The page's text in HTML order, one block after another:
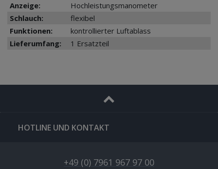
Anzeige:
Hochleistungsmanometer
Schlauch:
flexibel
Funktionen:
kontrollierter Luftablass
Lieferumfang:
1 Ersatzteil
HOTLINE UND KONTAKT
+49 (0) 7961 967 97 00